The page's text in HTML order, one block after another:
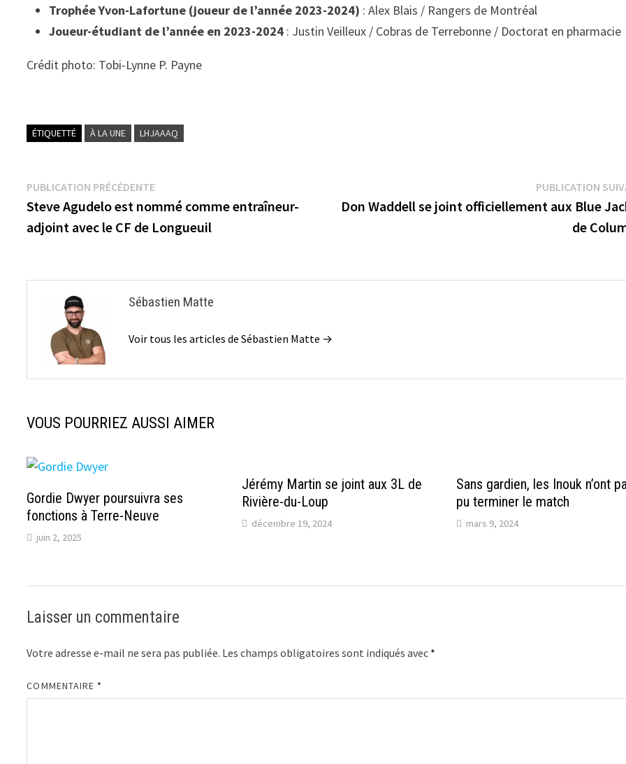
Trophée Yvon-Lafortune (joueur de l’année 2023-2024) : Alex Blais / Rangers de Montréal
Joueur-étudiant de l’année en 2023-2024 : Justin Veilleux / Cobras de Terrebonne / Doctorat en pharmacie
Crédit photo: Tobi-Lynne P. Payne
ÉTIQUETTÉ À LA UNE LHJAAAQ
Navigation
de
l’article
PUBLICATION PRÉCÉDENTEPublication
précédente :
Steve Agudelo est nommé comme entraîneur-
adjoint avec le CF de Longueuil
PUBLICATION
Don Waddell se joint officiellement aux Blue
de
Sébastien Matte
Voir tous les articles de Sébastien Matte →
VOUS POURRIEZ AUSSI AIMER
Gordie Dwyer poursuivra ses
fonctions à Terre-Neuve
juin 2, 2025
Jérémy Martin se joint aux 3L de
Rivière-du-Loup
décembre 19, 2024
Sans gardien, les Inouk n’ont
pu terminer le match
mars 9, 2024
Laisser un commentaire
Votre adresse e-mail ne sera pas publiée. Les champs obligatoires sont indiqués avec *
COMMENTAIRE *